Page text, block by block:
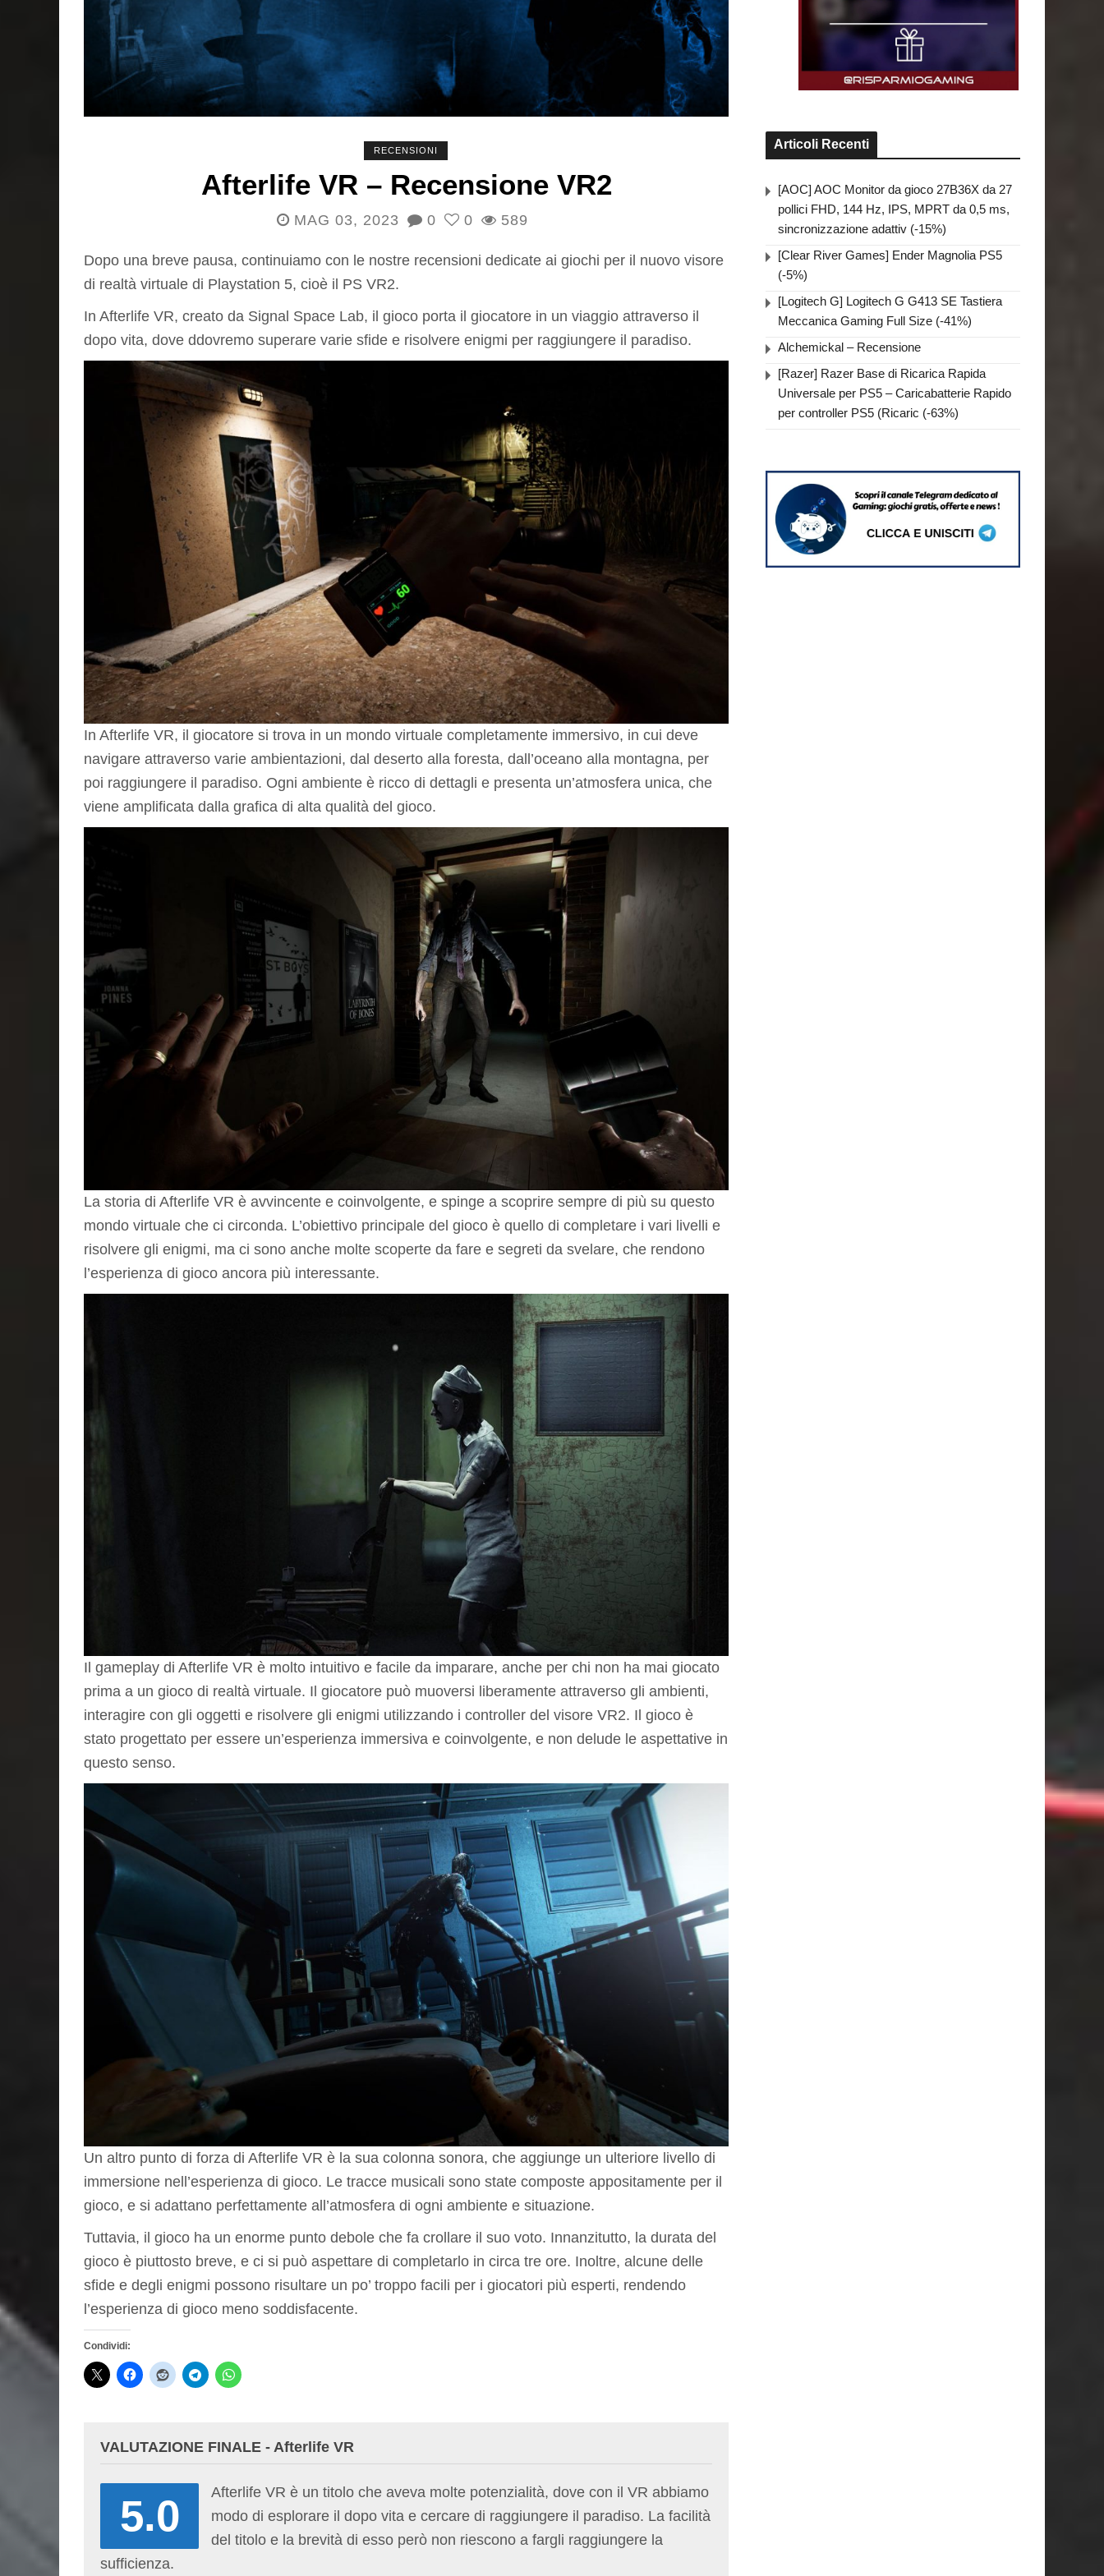
RECENSIONI
Afterlife VR – Recensione VR2
MAG 03, 2023 0 0 589
Dopo una breve pausa, continuiamo con le nostre recensioni dedicate ai giochi per il nuovo visore
di realtà virtuale di Playstation 5, cioè il PS VR2.
In Afterlife VR, creato da Signal Space Lab, il gioco porta il giocatore in un viaggio attraverso il
dopo vita, dove ddovremo superare varie sfide e risolvere enigmi per raggiungere il paradiso.
In Afterlife VR, il giocatore si trova in un mondo virtuale completamente immersivo, in cui deve
navigare attraverso varie ambientazioni, dal deserto alla foresta, dall’oceano alla montagna, per
poi raggiungere il paradiso. Ogni ambiente è ricco di dettagli e presenta un’atmosfera unica, che
viene amplificata dalla grafica di alta qualità del gioco.
La storia di Afterlife VR è avvincente e coinvolgente, e spinge a scoprire sempre di più su questo
mondo virtuale che ci circonda. L’obiettivo principale del gioco è quello di completare i vari livelli e
risolvere gli enigmi, ma ci sono anche molte scoperte da fare e segreti da svelare, che rendono
l’esperienza di gioco ancora più interessante.
Il gameplay di Afterlife VR è molto intuitivo e facile da imparare, anche per chi non ha mai giocato
prima a un gioco di realtà virtuale. Il giocatore può muoversi liberamente attraverso gli ambienti,
interagire con gli oggetti e risolvere gli enigmi utilizzando i controller del visore VR2. Il gioco è
stato progettato per essere un’esperienza immersiva e coinvolgente, e non delude le aspettative in
questo senso.
Un altro punto di forza di Afterlife VR è la sua colonna sonora, che aggiunge un ulteriore livello di
immersione nell’esperienza di gioco. Le tracce musicali sono state composte appositamente per il
gioco, e si adattano perfettamente all’atmosfera di ogni ambiente e situazione.
Tuttavia, il gioco ha un enorme punto debole che fa crollare il suo voto. Innanzitutto, la durata del
gioco è piuttosto breve, e ci si può aspettare di completarlo in circa tre ore. Inoltre, alcune delle
sfide e degli enigmi possono risultare un po’ troppo facili per i giocatori più esperti, rendendo
l’esperienza di gioco meno soddisfacente.
Condividi:
VALUTAZIONE FINALE - Afterlife VR
5.0
Afterlife VR è un titolo che aveva molte potenzialità, dove con il VR abbiamo
modo di esplorare il dopo vita e cercare di raggiungere il paradiso. La facilità
del titolo e la brevità di esso però non riescono a fargli raggiungere la
sufficienza.
Articoli Recenti
[AOC] AOC Monitor da gioco 27B36X da 27
pollici FHD, 144 Hz, IPS, MPRT da 0,5 ms,
sincronizzazione adattiv (-15%)
[Clear River Games] Ender Magnolia PS5
(-5%)
[Logitech G] Logitech G G413 SE Tastiera
Meccanica Gaming Full Size (-41%)
Alchemickal – Recensione
[Razer] Razer Base di Ricarica Rapida
Universale per PS5 – Caricabatterie Rapido
per controller PS5 (Ricaric (-63%)